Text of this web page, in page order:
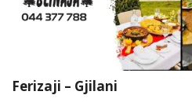
Ferizaji – Gjilani